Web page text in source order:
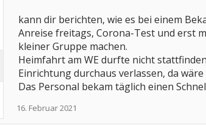
kann dir berichten, wie es bei einem
Anreise freitags, Corona-Test und erst
kleiner Gruppe machen.
Heimfahrt am WE durfte nicht
Einrichtung durchaus verlassen, da
Das Personal bekam täglich einen
16. Februar 2021